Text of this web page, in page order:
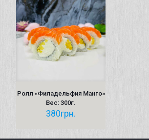
Ролл «Филадельфия Манго»
Вес: 300г.
380грн.